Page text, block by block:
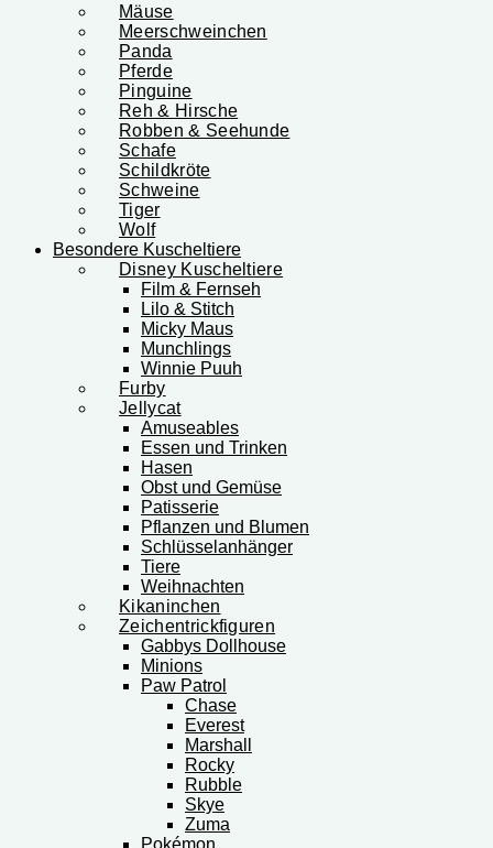
Mäuse
Meerschweinchen
Panda
Pferde
Pinguine
Reh & Hirsche
Robben & Seehunde
Schafe
Schildkröte
Schweine
Tiger
Wolf
Besondere Kuscheltiere
Disney Kuscheltiere
Film & Fernseh
Lilo & Stitch
Micky Maus
Munchlings
Winnie Puuh
Furby
Jellycat
Amuseables
Essen und Trinken
Hasen
Obst und Gemüse
Patisserie
Pflanzen und Blumen
Schlüsselanhänger
Tiere
Weihnachten
Kikaninchen
Zeichentrickfiguren
Gabbys Dollhouse
Minions
Paw Patrol
Chase
Everest
Marshall
Rocky
Rubble
Skye
Zuma